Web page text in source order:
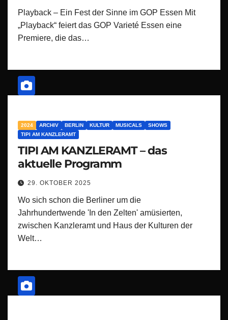
Playback – Ein Fest der Sinne im GOP Essen Mit
„Playback“ feiert das GOP Varieté Essen eine
Premiere, die das…
2024 ARCHIV BERLIN KULTUR MUSICALS
SHOWS
TIPI AM KANZLERAMT
TIPI AM KANZLERAMT – das
aktuelle Programm
29. OKTOBER 2025
Wo sich schon die Berliner um die
Jahrhundertwende 'In den Zelten' amüsierten,
zwischen Kanzleramt und Haus der Kulturen der
Welt…